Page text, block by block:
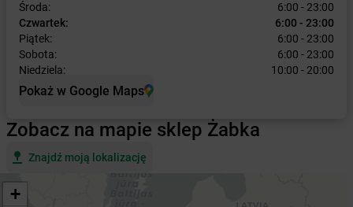
Środa:
6:00 - 23:00
Czwartek:
6:00 - 23:00
Piątek:
6:00 - 23:00
Sobota:
6:00 - 23:00
Niedziela:
10:00 - 20:00
Pokaż w Google Maps
Zobacz na mapie sklep Żabka
Znajdź moją lokalizację
+